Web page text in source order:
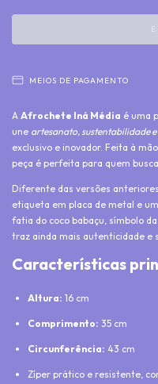
MEIOS DE PAGAMENTO
A Afrochete Iná Média é uma
une artesanato, sustentabilidade
exclusivo e inovador. Feita à
peça é perfeita para quem
Diferente das versões
etiqueta em placa de metal e
fatia do coco babaçu, símbolo
traz ainda mais autenticidade e
Características
Altura: 16 cm
Comprimento: 35 cm
Circunferência: 43 cm
Zíper prático e resistente,